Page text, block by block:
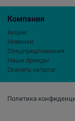
Политика
Компания
Акции
Новинки
Спецпредложения
Наши бренды
Скачать каталог